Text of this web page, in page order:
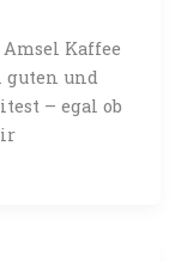
Kaffee
guten und
– egal ob